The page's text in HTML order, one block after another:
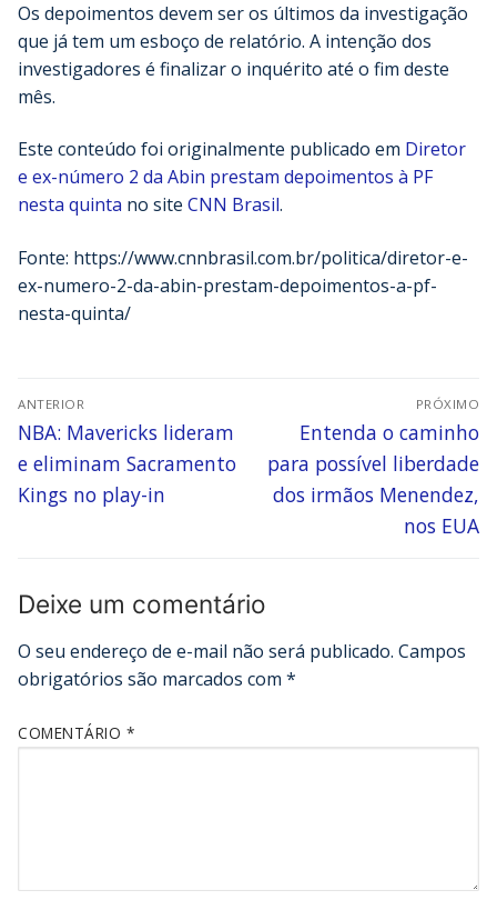
Os depoimentos devem ser os últimos da investigação
que já tem um esboço de relatório. A intenção dos
investigadores é finalizar o inquérito até o fim deste
mês.
Este conteúdo foi originalmente publicado em Diretor
e ex-número 2 da Abin prestam depoimentos à PF
nesta quinta no site CNN Brasil.
Fonte: https://www.cnnbrasil.com.br/politica/diretor-e-
ex-numero-2-da-abin-prestam-depoimentos-a-pf-
nesta-quinta/
ANTERIOR
NBA: Mavericks lideram
e eliminam Sacramento
Kings no play-in
PRÓXIMO
Entenda o caminho
para possível liberdade
dos irmãos Menendez,
nos EUA
Deixe um comentário
O seu endereço de e-mail não será publicado. Campos
obrigatórios são marcados com *
COMENTÁRIO *